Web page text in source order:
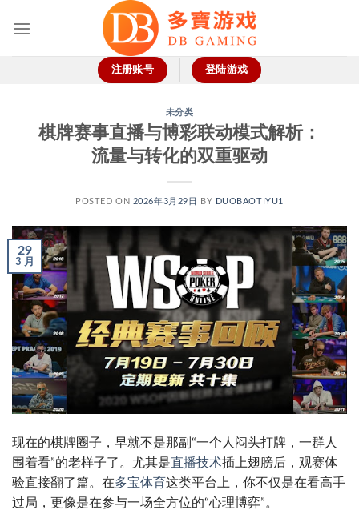
注册账号 登陆游戏
未分类
棋牌赛事直播与博彩联动模式解析：
流量与转化的双重驱动
POSTED ON 2026年3月29日 BY DUOBAOTIYU1
29
3 月
现在的棋牌圈子，早就不是那副“一个人闷头打牌，一群人
围着看”的老样子了。尤其是直播技术插上翅膀后，观赛体
验直接翻了篇。在多宝体育这类平台上，你不仅是在看高手
过局，更像是在参与一场全方位的“心理博弈”。